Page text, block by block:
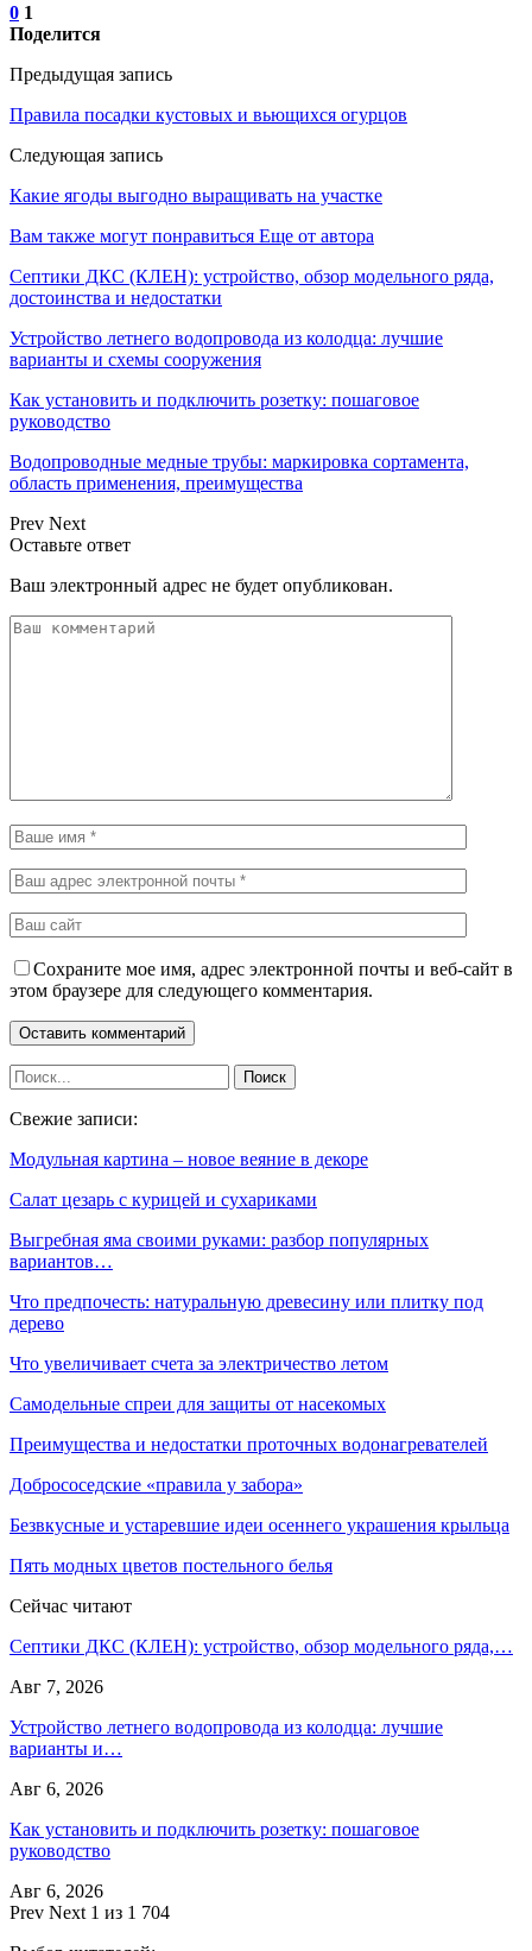
0 1
Поделится
Предыдущая запись
Правила посадки кустовых и вьющихся огурцов
Следующая запись
Какие ягоды выгодно выращивать на участке
Вам также могут понравиться Еще от автора
Септики ДКС (КЛЕН): устройство, обзор модельного ряда,
достоинства и недостатки
Устройство летнего водопровода из колодца: лучшие
варианты и схемы сооружения
Как установить и подключить розетку: пошаговое
руководство
Водопроводные медные трубы: маркировка сортамента,
область применения, преимущества
Prev Next
Оставьте ответ
Ваш электронный адрес не будет опубликован.
Сохраните мое имя, адрес электронной почты и веб-сайт в
этом браузере для следующего комментария.
Свежие записи:
Модульная картина – новое веяние в декоре
Салат цезарь с курицей и сухариками
Выгребная яма своими руками: разбор популярных
вариантов…
Что предпочесть: натуральную древесину или плитку под
дерево
Что увеличивает счета за электричество летом
Самодельные спреи для защиты от насекомых
Преимущества и недостатки проточных водонагревателей
Добрососедские «правила у забора»
Безвкусные и устаревшие идеи осеннего украшения крыльца
Пять модных цветов постельного белья
Сейчас читают
Септики ДКС (КЛЕН): устройство, обзор модельного ряда,…
Авг 7, 2026
Устройство летнего водопровода из колодца: лучшие
варианты и…
Авг 6, 2026
Как установить и подключить розетку: пошаговое
руководство
Авг 6, 2026
Prev Next 1 из 1 704